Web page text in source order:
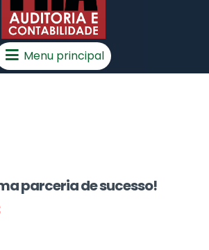
Menu principal
parceria de sucesso!